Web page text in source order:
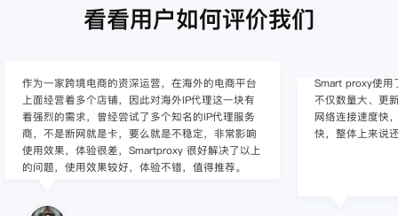
看看用户如何评价我们
作为一家跨境电商的资深运营，在海外的电商平台
上面经营着多个店铺，因此对海外IP代理这一块有
着强烈的需求，曾经尝试了多个知名的IP代理服务
商，不是断网就是卡，要么就是不稳定，非常影响
使用效果，体验很差，Smartproxy 很好解决了以上
的问题，使用效果较好，体验不错，值得推荐。
Smart proxy使用
不仅数量大、更
网络连接速度快
快，整体上来说